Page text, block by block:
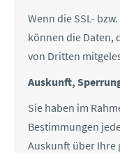
Wenn die SSL-
können die Daten,
von Dritten
Auskunft,
Sie haben im
Bestimmungen
Auskunft über Ihre